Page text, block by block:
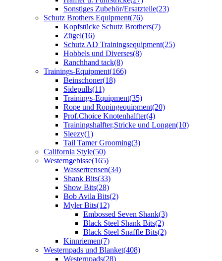
Sonstiges Zubehör/Ersatzteile(23)
Schutz Brothers Equipment(76)
Kopfstücke Schutz Brothers(7)
Zügel(16)
Schutz AD Trainingsequipment(25)
Hobbels und Diverses(8)
Ranchhand tack(8)
Trainings-Equipment(166)
Beinschoner(18)
Sidepulls(11)
Trainings-Equipment(35)
Rope und Ropingequipment(20)
Prof.Choice Knotenhalfter(4)
Trainingshalfter,Stricke und Longen(10)
Sleezy(1)
Tail Tamer Grooming(3)
California Style(50)
Westerngebisse(165)
Wassertrensen(34)
Shank Bits(33)
Show Bits(28)
Bob Avila Bits(2)
Myler Bits(12)
Embossed Seven Shank(3)
Black Steel Shank Bits(2)
Black Steel Snaffle Bits(2)
Kinnriemen(7)
Westernpads und Blanket(408)
Westernpads(28)